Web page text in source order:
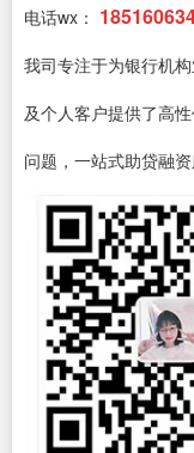
电话wx：
我司专注于为银行机
及个人客户提供了高
问题，一站式助贷融